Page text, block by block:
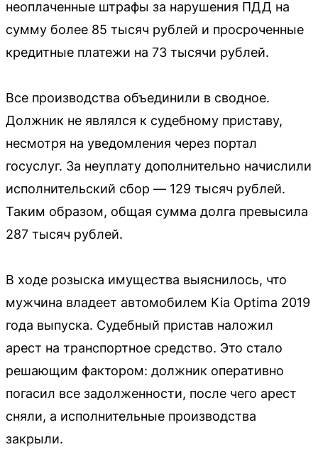
неоплаченные штрафы за нарушения ПДД на
сумму более 85 тысяч рублей и просроченные
кредитные платежи на 73 тысячи рублей.
Все производства объединили в сводное.
Должник не являлся к судебному приставу,
несмотря на уведомления через портал
госуслуг. За неуплату дополнительно начислили
исполнительский сбор — 129 тысяч рублей.
Таким образом, общая сумма долга превысила
287 тысяч рублей.
В ходе розыска имущества выяснилось, что
мужчина владеет автомобилем Kia Optima 2019
года выпуска. Судебный пристав наложил
арест на транспортное средство. Это стало
решающим фактором: должник оперативно
погасил все задолженности, после чего арест
сняли, а исполнительные производства
закрыли.